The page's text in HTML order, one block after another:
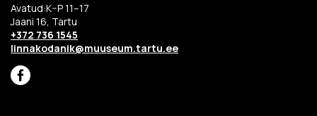
Avatud:K–P 11–17
Jaani 16, Tartu
+372 736 1545
linnakodanik@muuseum.tartu.ee